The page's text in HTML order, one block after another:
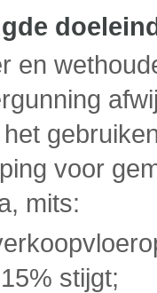
en
voor
mits:
stijgt;